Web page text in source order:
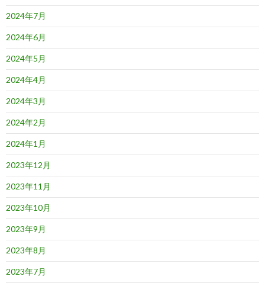
2024年7月
2024年6月
2024年5月
2024年4月
2024年3月
2024年2月
2024年1月
2023年12月
2023年11月
2023年10月
2023年9月
2023年8月
2023年7月